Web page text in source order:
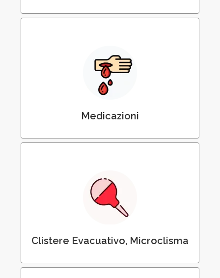
Medicazioni
Medicazioni delle Ferite Post Chirurgiche
Clistere Evacuativo, Microclisma
Somministrazione di Clistere Evacuativo